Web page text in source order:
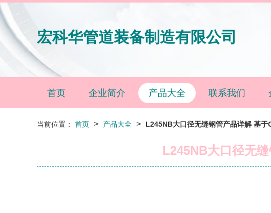
宏科华管道装备制造有限公司
首页 企业简介 产品大全 联系我们
当前位置： 首页 > 产品大全 > L245NB大口径无缝钢管产品详解 基
L245NB大口径无